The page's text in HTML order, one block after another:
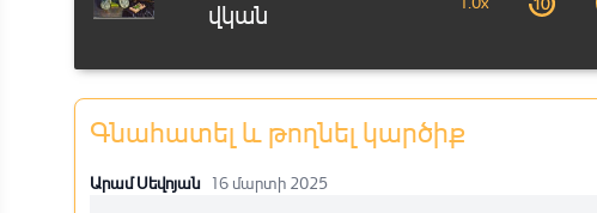
վկան
Գնահատել և թողնել կարծիք
Արամ Սեվոյան 16 մարտի 2025